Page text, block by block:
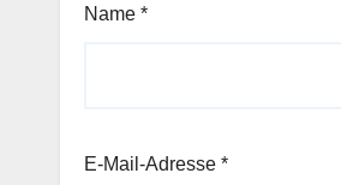
Name *
E-Mail-Adresse *